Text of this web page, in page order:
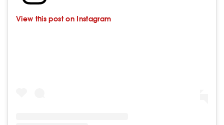
View this post on Instagram